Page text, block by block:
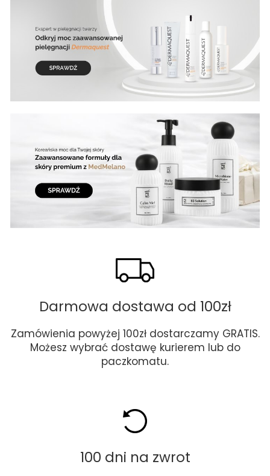
Darmowa dostawa od 100zł
Zamówienia powyżej 100zł dostarczamy GRATIS.
Możesz wybrać dostawę kurierem lub do
paczkomatu.
100 dni na zwrot